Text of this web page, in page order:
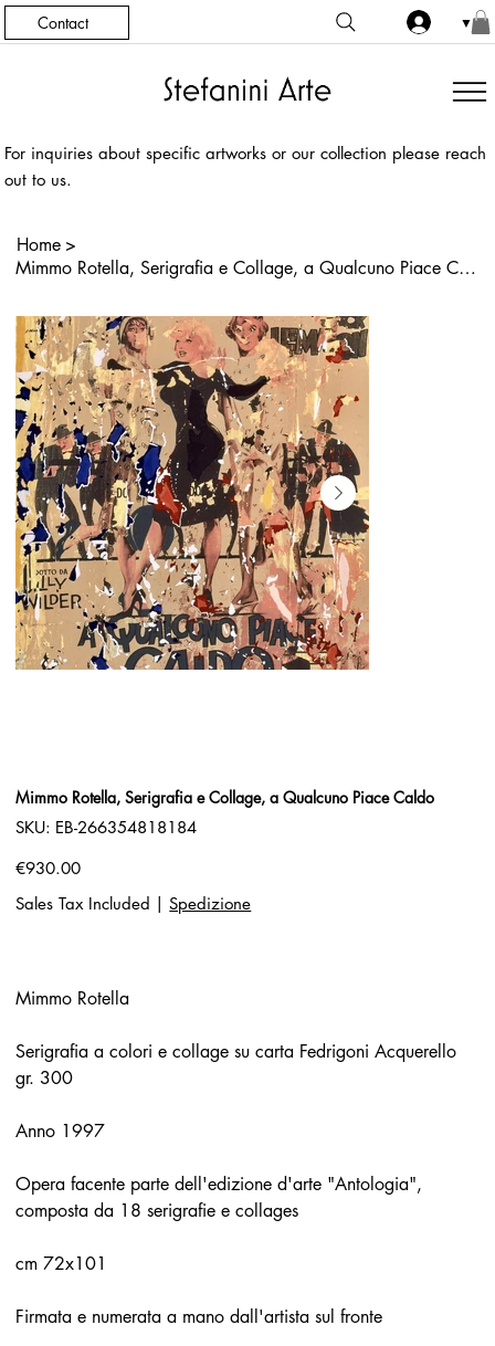
Contact ▼
For inquiries about specific artworks or our collection please reach
out to us.
Home >
Mimmo Rotella, Serigrafia e Collage, a Qualcuno Piace Caldo
Mimmo Rotella, Serigrafia e Collage, a Qualcuno Piace Caldo
SKU:
SKU
EB-
EB-266354818184
Price
€930.00
Sales Tax Included
Spedizione
Mimmo Rotella
Serigrafia a colori e collage su carta Fedrigoni Acquerello
gr. 300
Anno 1997
Opera facente parte dell'edizione d'arte "Antologia",
composta da 18 serigrafie e collages
cm 72x101
Firmata e numerata a mano dall'artista sul fronte